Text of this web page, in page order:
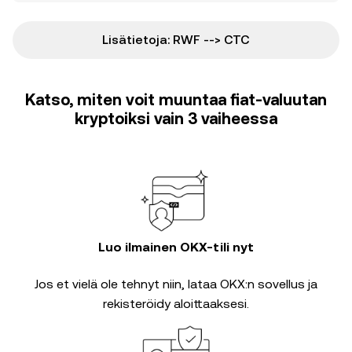
Lisätietoja: RWF --> CTC
Katso, miten voit muuntaa fiat-valuutan
kryptoiksi vain 3 vaiheessa
Luo ilmainen OKX-tili nyt
Jos et vielä ole tehnyt niin, lataa OKX:n sovellus ja
rekisteröidy aloittaaksesi.